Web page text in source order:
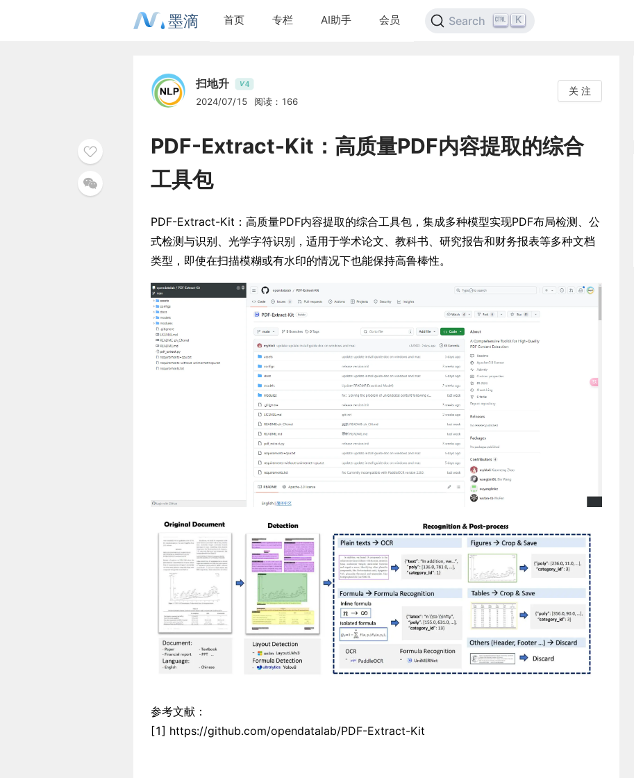
墨滴 首页 专栏 AI助手 会员 Search K
扫地升 V4
2024/07/15 阅读：166
关 注
PDF-Extract-Kit：高质量PDF内容提取的综合
工具包
PDF-Extract-Kit：高质量PDF内容提取的综合工具包，集成多种模型实现PDF布局检测、公
式检测与识别、光学字符识别，适用于学术论文、教科书、研究报告和财务报表等多种文档
类型，即使在扫描模糊或有水印的情况下也能保持高鲁棒性。
参考文献：
[1] https://github.com/opendatalab/PDF-Extract-Kit